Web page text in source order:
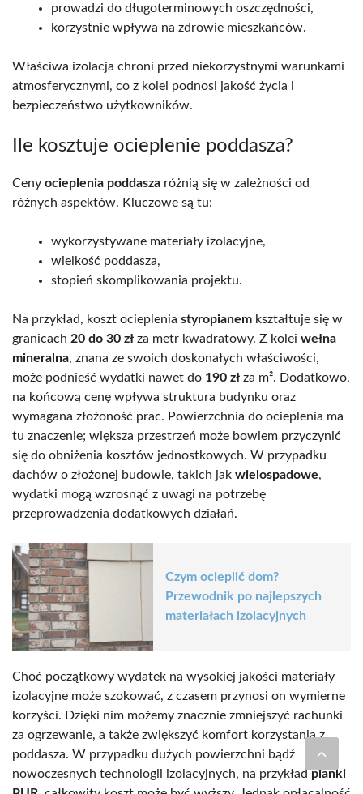
prowadzi do długoterminowych oszczędności,
korzystnie wpływa na zdrowie mieszkańców.
Właściwa izolacja chroni przed niekorzystnymi warunkami
atmosferycznymi, co z kolei podnosi jakość życia i
bezpieczeństwo użytkowników.
Ile kosztuje ocieplenie poddasza?
Ceny ocieplenia poddasza różnią się w zależności od
różnych aspektów. Kluczowe są tu:
wykorzystywane materiały izolacyjne,
wielkość poddasza,
stopień skomplikowania projektu.
Na przykład, koszt ocieplenia styropianem kształtuje się w
granicach 20 do 30 zł za metr kwadratowy. Z kolei wełna
mineralna, znana ze swoich doskonałych właściwości,
może podnieść wydatki nawet do 190 zł za m². Dodatkowo,
na końcową cenę wpływa struktura budynku oraz
wymagana złożoność prac. Powierzchnia do ocieplenia ma
tu znaczenie; większa przestrzeń może bowiem przyczynić
się do obniżenia kosztów jednostkowych. W przypadku
dachów o złożonej budowie, takich jak wielospadowe,
wydatki mogą wzrosnąć z uwagi na potrzebę
przeprowadzenia dodatkowych działań.
Czym ocieplić dom?
Przewodnik po najlepszych
materiałach izolacyjnych
Choć początkowy wydatek na wysokiej jakości materiały
izolacyjne może szokować, z czasem przynosi on wymierne
korzyści. Dzięki nim możemy znacznie zmniejszyć rachunki
za ogrzewanie, a także zwiększyć komfort korzystania z
poddasza. W przypadku dużych powierzchni bądź
nowoczesnych technologii izolacyjnych, na przykładpianki